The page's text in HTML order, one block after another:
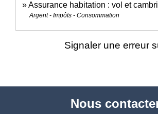
Assurance habitation : vol et
Argent - Impôts - Consommation
Signaler une erreur
Nous